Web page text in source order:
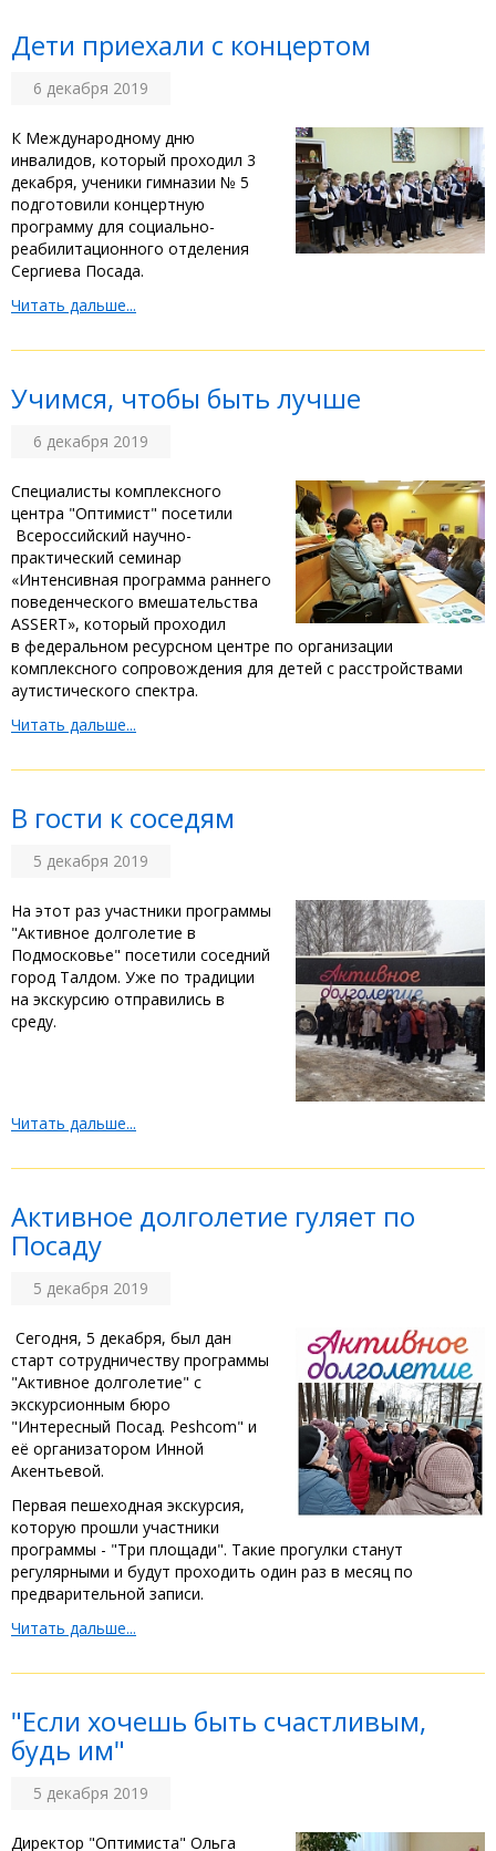
Дети приехали с концертом
6 декабря 2019
К Международному дню
инвалидов, который проходил 3
декабря, ученики гимназии № 5
подготовили концертную
программу для социально-
реабилитационного отделения
Сергиева Посада.
Читать дальше...
Учимся, чтобы быть лучше
6 декабря 2019
Специалисты комплексного
центра "Оптимист" посетили
Всероссийский научно-
практический семинар
«Интенсивная программа раннего
поведенческого вмешательства
ASSERT», который проходил
в федеральном ресурсном центре по организации
комплексного сопровождения для детей с расстройствами
аутистического спектра.
Читать дальше...
В гости к соседям
5 декабря 2019
На этот раз участники программы
"Активное долголетие в
Подмосковье" посетили соседний
город Талдом. Уже по традиции
на экскурсию отправились в
среду.
Читать дальше...
Активное долголетие гуляет по
Посаду
5 декабря 2019
Сегодня, 5 декабря, был дан
старт сотрудничеству программы
"Активное долголетие" с
экскурсионным бюро
"Интересный Посад. Peshсom" и
её организатором Инной
Акентьевой.
Первая пешеходная экскурсия,
которую прошли участники
программы - "Три площади". Такие прогулки станут
регулярными и будут проходить один раз в месяц по
предварительной записи.
Читать дальше...
"Если хочешь быть счастливым,
будь им"
5 декабря 2019
Директор "Оптимиста" Ольга